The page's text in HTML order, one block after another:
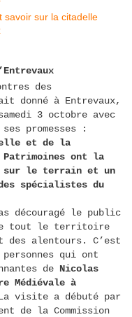
des
donné à Entrevaux,
3 octobre avec
promesses :
et de la
Patrimoines ont la
sur le terrain et un
spécialistes du
découragé le public
de tout le territoire
et des alentours. C’est
qui ont
de Nicolas
Médiévale à
visite a débuté par
de la Commission